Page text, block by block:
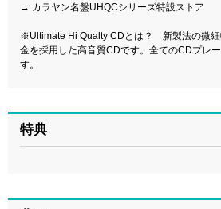
→ カラヤン名盤UHQCシリーズ特設ストア
※Ultimate Hi Qualty CDとは？ 新製法の微細
金を採用した高音質CDです。全てのCDプレ
す。
特典